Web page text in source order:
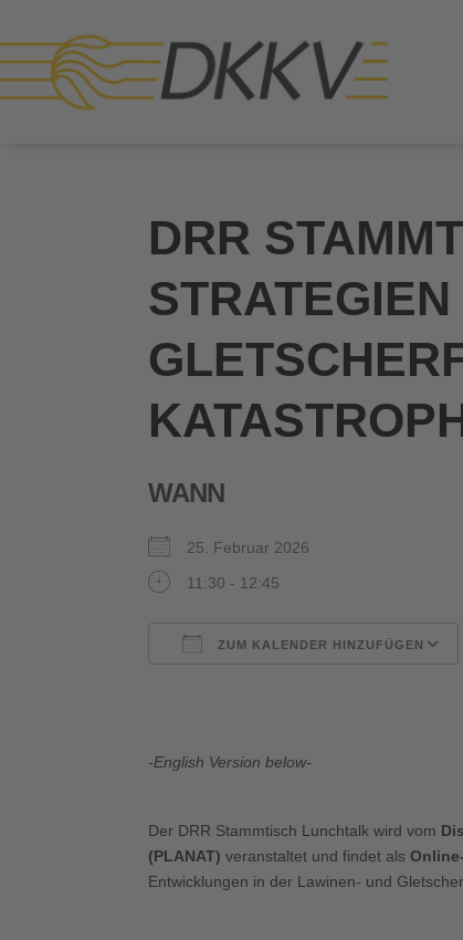
DRR
WANN
25. Februar 2026
11:30 - 12:45
ZUM KALENDER HINZUFÜGEN
-English Version below-
Der DRR Stammtisch Lunchtalk wird vom
(PLANAT) veranstaltet und findet als
Entwicklungen in der Lawinen- und